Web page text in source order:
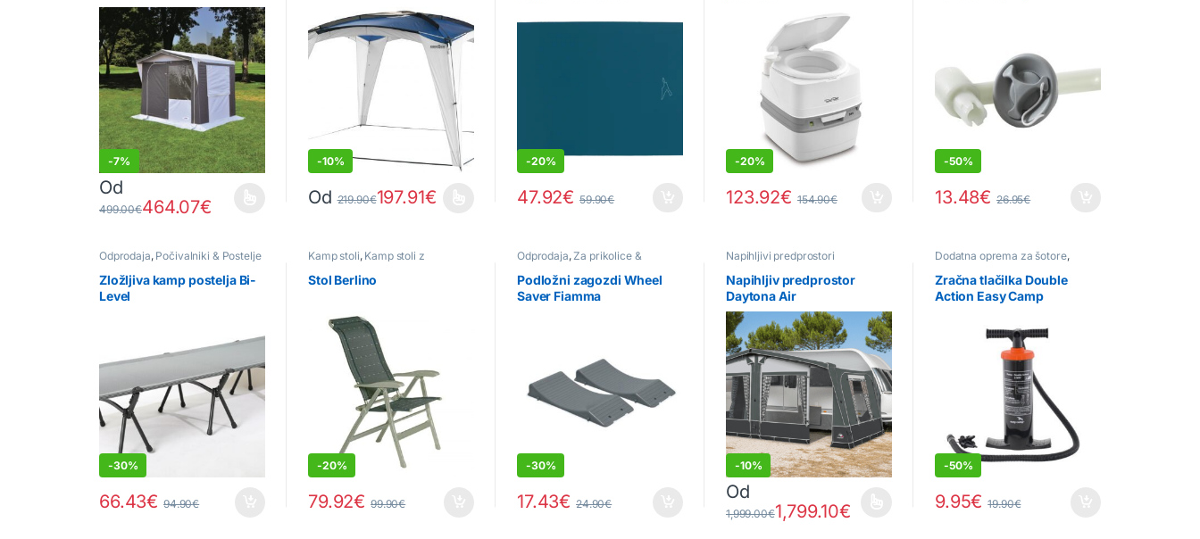
-7%
Od
499.00€464.07€
Ta izdelek ima več različic. Možnosti lahko izberete na strani izdelka
-10%
Od219.90€197.91€
Ta izdelek ima več različic. Možnosti lahko izberete na strani izdelka
-20%
47.92€ 59.90€
-20%
123.92€ 154.90€
-50%
13.48€ 26.95€
Odprodaja, Počivalniki & Postelje
Zložljiva kamp postelja Bi-
Level
-30%
66.43€ 94.90€
Kamp stoli, Kamp stoli z
naslonom
Stol Berlino
-20%
79.92€ 99.90€
Odprodaja,Za prikolice &
avtodome
Podložni zagozdi Wheel
Saver Fiamma
-30%
17.43€ 24.90€
Napihljivi predprostori
Napihljiv predprostor
Daytona Air
-10%
Od
1,999.00€1,799.10€
Ta izdelek ima več različic. Možnosti lahko izberete na strani izdelka
Dodatna oprema za šotore,
, Outdoor oprema
Zračna tlačilka Double
Action Easy Camp
-50%
9.95€ 19.90€